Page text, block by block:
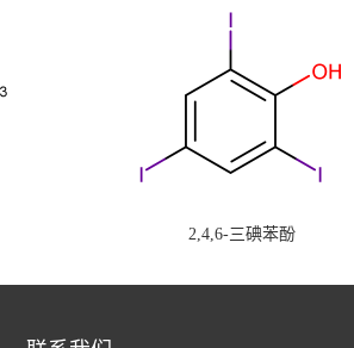
2,4,6-三碘苯酚